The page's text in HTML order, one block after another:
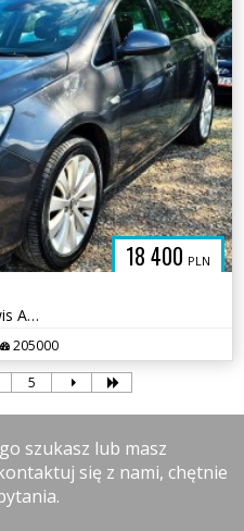
18 400 PLN
BENZYNA * NAWIGACJA * serwis ASO Opel * super * OKAZJA * polecamy
205000
5
szukasz lub masz
się z nami, chętnie